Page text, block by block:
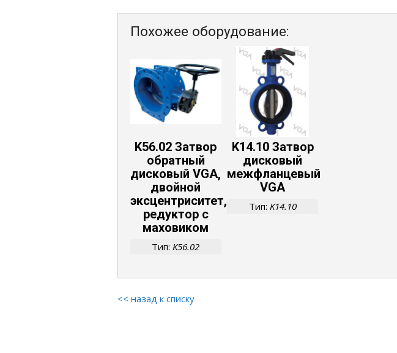
Похожее оборудование:
K56.02 Затвор
обратный
дисковый VGA,
двойной
эксцентриситет,
редуктор с
маховиком
Тип: K56.02
K14.10 Затвор
дисковый
межфланцевый
VGA
Тип: K14.10
<< назад к списку